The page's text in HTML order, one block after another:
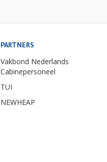
PARTNERS
Vakbond Nederlands
Cabinepersoneel
TUI
NEWHEAP